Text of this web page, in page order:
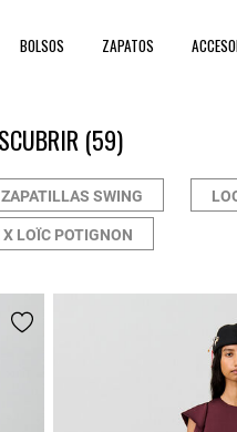
BOLSOS ZAPATOS
(59)
ZAPATILLAS SWING
X LOÏC POTIGNON